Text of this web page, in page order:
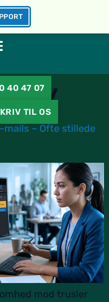
– Ofte stillede
mod trusler
40 47 07
TIL OS